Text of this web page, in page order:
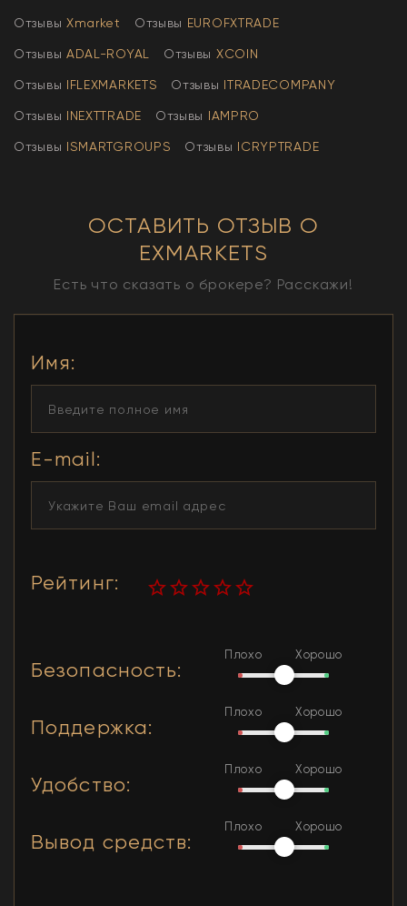
Отзывы Xmarket Отзывы EUROFXTRADE
Отзывы АDAL-ROYAL Отзывы XCOIN
Отзывы IFLEXMARKETS Отзывы ITRADECOMPANY
Отзывы INEXTTRADE Отзывы IAMPRO
Отзывы ISMARTGROUPS Отзывы ICRYPTRADE
ОСТАВИТЬ ОТЗЫВ О
EXMARKETS
Есть что сказать о брокере? Расскажи!
Имя:
E-mail:
Рейтинг:
Безопасность:
Плохо Хорошо
Поддержка:
Плохо Хорошо
Удобство:
Плохо Хорошо
Вывод средств:
Плохо Хорошо